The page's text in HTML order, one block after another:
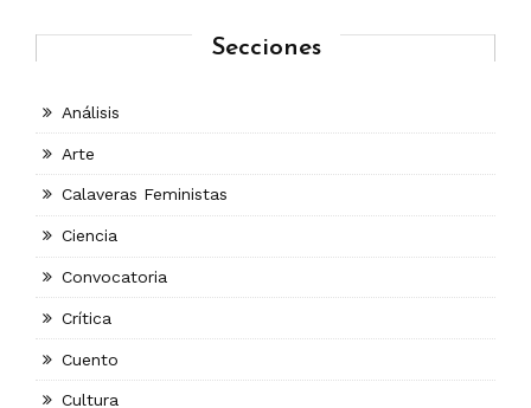
Secciones
Análisis
Arte
Calaveras Feministas
Ciencia
Convocatoria
Crítica
Cuento
Cultura